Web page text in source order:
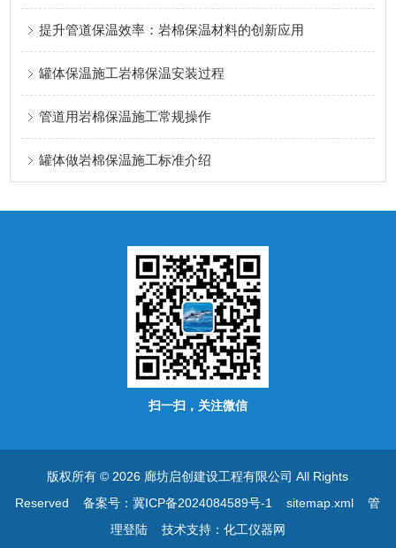
提升管道保温效率：岩棉保温材料的创新应用
罐体保温施工岩棉保温安装过程
管道用岩棉保温施工常规操作
罐体做岩棉保温施工标准介绍
扫一扫，关注微信
版权所有 © 2026 廊坊启创建设工程有限公司 All Rights
Reserved备案号：冀ICP备2024084589号-1 sitemap.xml
管
理登陆技术支持： 化工仪器网